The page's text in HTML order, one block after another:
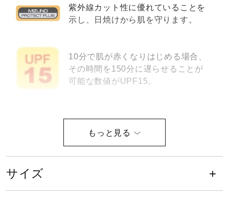
健康／エクササイズ
ジュニア／キッズ
メディカル
紫外線カット性に優れていることを
示し、日焼けから肌を守ります。
10分で肌が赤くなりはじめる場合、
その時間を150分に遅らせることが
可能な数値がUPF15。
カラー
サイズ